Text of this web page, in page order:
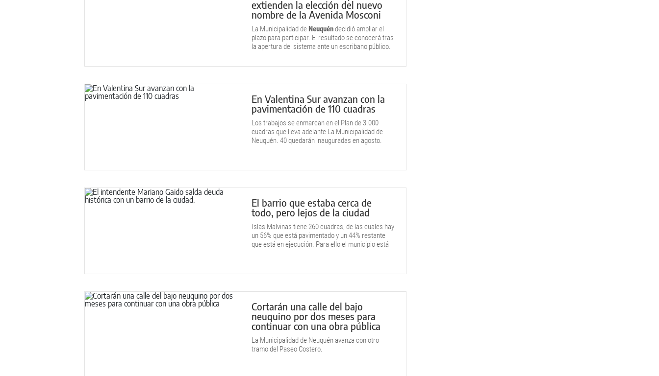
extienden la elección del nuevo
nombre de la Avenida Mosconi
La Municipalidad de Neuquéndecidió ampliar el
plazo para participar. El resultado se conocerá tras
la apertura del sistema ante un escribano público.
En Valentina Sur avanzan con la
pavimentación de 110 cuadras
Los trabajos se enmarcan en el Plan de 3.000
cuadras que lleva adelante La Municipalidad de
Neuquén. 40 quedarán inauguradas en agosto.
El barrio que estaba cerca de
todo, pero lejos de la ciudad
Islas Malvinas tiene 260 cuadras, de las cuales hay
un 56% que está pavimentado y un 44% restante
que está en ejecución. Para ello el municipio está
Cortarán una calle del bajo
neuquino por dos meses para
continuar con una obra pública
La Municipalidad de Neuquén avanza con otro
tramo del Paseo Costero.